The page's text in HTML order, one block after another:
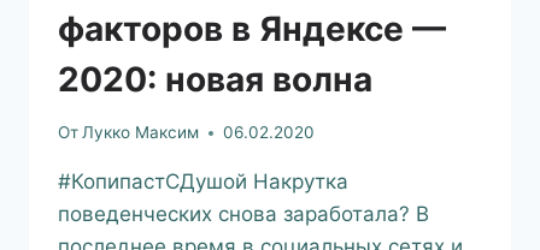
факторов в Яндексе —
2020: новая волна
ОтЛукко Максим 06.02.2020
#КопипастСДушой Накрутка
поведенческих снова заработала? В